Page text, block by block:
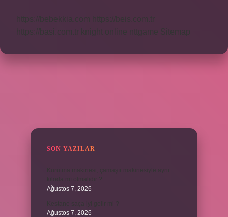
https://bebekkia.com
https://beis.com.tr
https://basi.com.tr
knight online nttgame Sitemap
SON YAZILAR
Ağustos 7, 2026
Ağustos 7, 2026